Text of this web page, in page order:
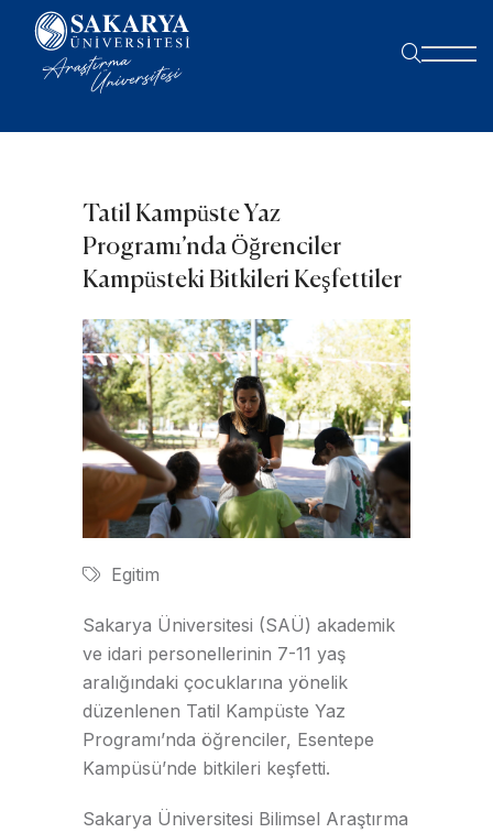
Tatil Kampüste Yaz
Programı’nda Öğrenciler
Kampüsteki Bitkileri Keşfettiler
Egitim
Sakarya Üniversitesi (SAÜ) akademik
ve idari personellerinin 7-11 yaş
aralığındaki çocuklarına yönelik
düzenlenen Tatil Kampüste Yaz
Programı’nda öğrenciler, Esentepe
Kampüsü’nde bitkileri keşfetti.
Sakarya Üniversitesi Bilimsel Araştırma